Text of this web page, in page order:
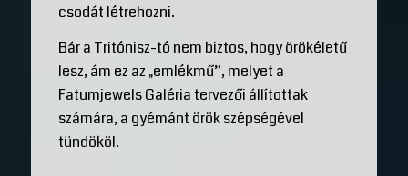
csodát létrehozni.
Bár a Tritónisz-tó nem biztos, hogy örökéletű
lesz, ám ez az „emlékmű”, melyet a
Fatumjewels Galéria tervezői állítottak
számára, a gyémánt örök szépségével
tündököl.